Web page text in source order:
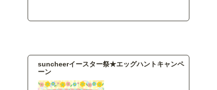
suncheerイースター祭★エッグハントキャンペ
ーン